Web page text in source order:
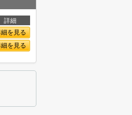
詳細
を見る
を見る